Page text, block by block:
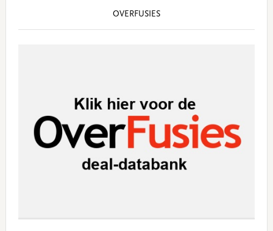
OVERFUSIES